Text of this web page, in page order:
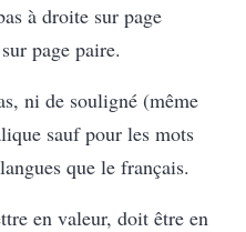
à droite sur page
page paire.
ni de souligné (même
sauf pour les mots
que le français.
en valeur, doit être en